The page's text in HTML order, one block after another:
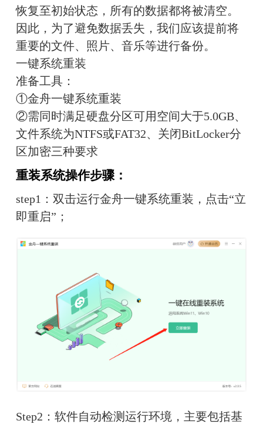
恢复至初始状态，所有的数据都将被清空。
因此，为了避免数据丢失，我们应该提前将
重要的文件、照片、音乐等进行备份。
一键系统重装
准备工具：
①金舟一键系统重装
②需同时满足硬盘分区可用空间大于5.0GB、
文件系统为NTFS或FAT32、关闭BitLocker分
区加密三种要求
重装系统操作步骤：
step1：双击运行金舟一键系统重装，点击“立
即重启”；
Step2：软件自动检测运行环境，主要包括基